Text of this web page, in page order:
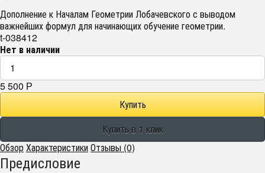
Дополнение к Началам Геометрии Лобачевского с выводом
важнейших формул для начинающих обучение геометрии.
t-038412
Нет в наличии
5 500 Р
ОбзорХарактеристикиОтзывы (0)
Предисловие